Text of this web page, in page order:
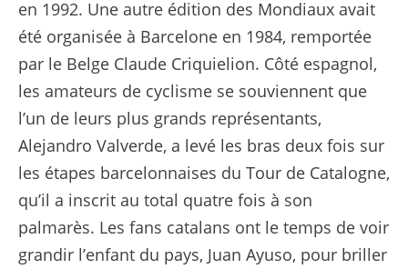
en 1992. Une autre édition des Mondiaux avait
été organisée à Barcelone en 1984, remportée
par le Belge Claude Criquielion. Côté espagnol,
les amateurs de cyclisme se souviennent que
l’un de leurs plus grands représentants,
Alejandro Valverde, a levé les bras deux fois sur
les étapes barcelonnaises du Tour de Catalogne,
qu’il a inscrit au total quatre fois à son
palmarès. Les fans catalans ont le temps de voir
grandir l’enfant du pays, Juan Ayuso, pour briller